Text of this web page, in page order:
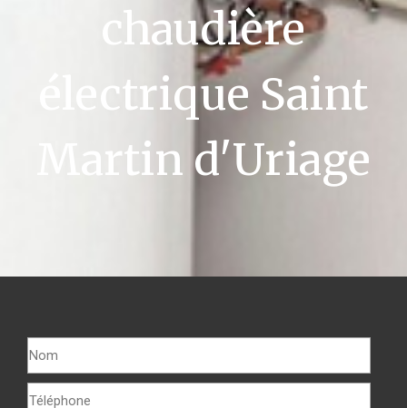
chaudière
électrique Saint
Martin d'Uriage